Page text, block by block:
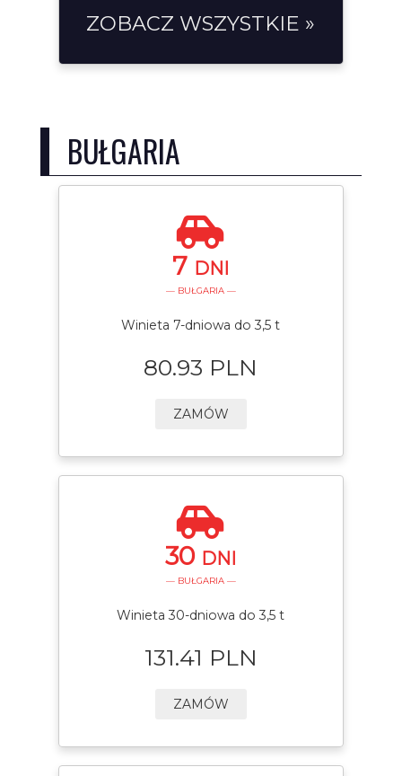
ZOBACZ WSZYSTKIE »
BUŁGARIA
7 DNI
— BUŁGARIA —
Winieta 7-dniowa do 3,5 t
80.93 PLN
ZAMÓW
30 DNI
— BUŁGARIA —
Winieta 30-dniowa do 3,5 t
131.41 PLN
ZAMÓW